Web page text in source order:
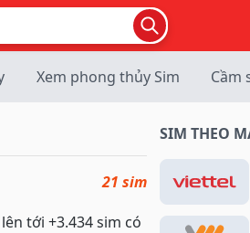
Xem phong thủy Sim Cầm
21 sim
tới +3.434 sim có
SIM THEO